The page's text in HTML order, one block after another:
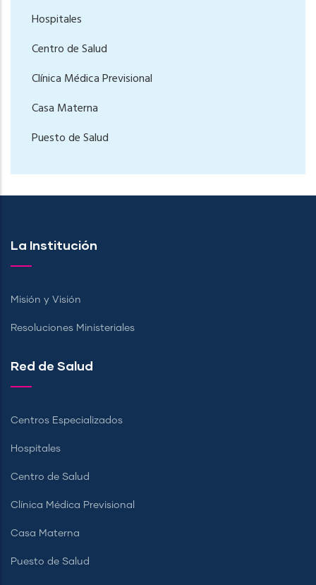
Hospitales
Centro de Salud
Clínica Médica Previsional
Casa Materna
Puesto de Salud
La Institución
Misión y Visión
Resoluciones Ministeriales
Red de Salud
Centros Especializados
Hospitales
Centro de Salud
Clínica Médica Previsional
Casa Materna
Puesto de Salud